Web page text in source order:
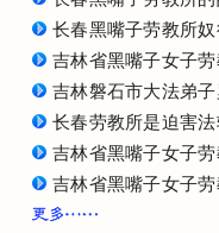
长春黑嘴子劳教所
吉林省黑嘴子女子
吉林磐石市大法弟子
长春劳教所是迫害
吉林省黑嘴子女子劳
吉林省黑嘴子女子劳